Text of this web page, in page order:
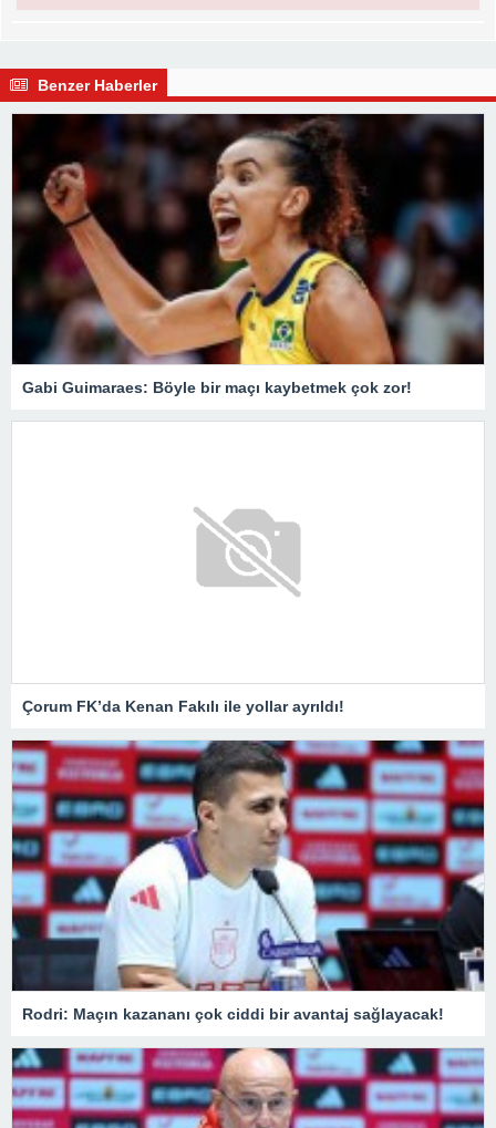
Benzer Haberler
Gabi Guimaraes: Böyle bir maçı kaybetmek çok zor!
Çorum FK’da Kenan Fakılı ile yollar ayrıldı!
Rodri: Maçın kazananı çok ciddi bir avantaj sağlayacak!